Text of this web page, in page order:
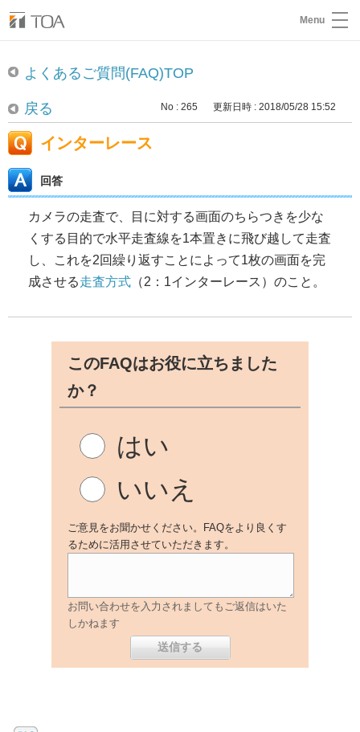
Menu
よくあるご質問(FAQ)TOP
戻る No : 265 更新日時 : 2018/05/28 15:52
インターレース
回答
カメラの走査で、目に対する画面のちらつきを少な
くする目的で水平走査線を1本置きに飛び越して走査
し、これを2回繰り返すことによって1枚の画面を完
成させる走査方式 （2：1インターレース）のこと。
このFAQはお役に立ちました
か？
はい
いいえ
ご意見をお聞かせください。FAQをより良くす
るために活用させていただきます。
お問い合わせを入力されましてもご返信はいた
しかねます